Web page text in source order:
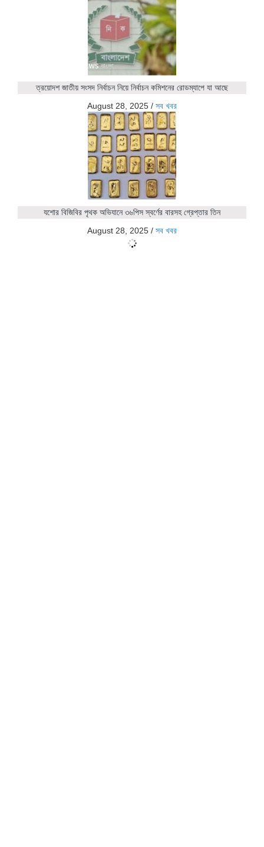
ত্রয়োদশ জাতীয় সংসদ নির্বাচন নিয়ে নির্বাচন কমিশনের রোডম্যাপে যা আছে
August 28, 2025 / সব খবর
যশোর বিজিবির পৃথক অভিযানে ৩৬পিস স্বর্ণের বারসহ গ্রেপ্তার তিন
August 28, 2025 / সব খবর